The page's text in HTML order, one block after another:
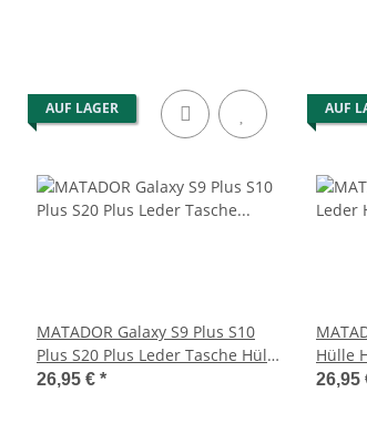
AUF LAGER
MATADOR Galaxy S9 Plus S10
Plus S20 Plus Leder Tasche Hülle
Braun
26,95 € *
AUF
Hülle
26,95
MATADOR Damen-Rucksack
Leder MAASTRICHT XL
MATADOR
Universal